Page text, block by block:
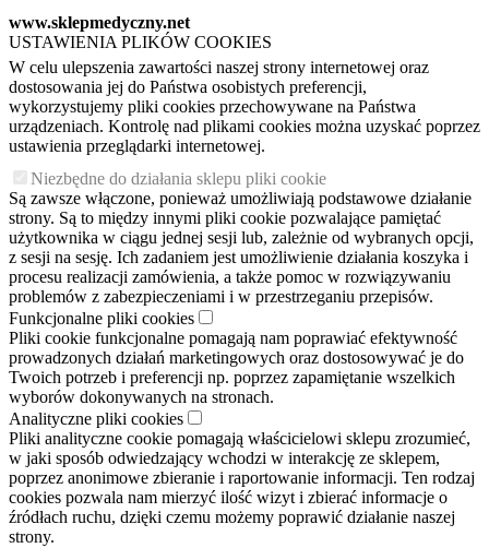
www.sklepmedyczny.net
USTAWIENIA PLIKÓW COOKIES
W celu ulepszenia zawartości naszej strony internetowej oraz
dostosowania jej do Państwa osobistych preferencji,
wykorzystujemy pliki cookies przechowywane na Państwa
urządzeniach. Kontrolę nad plikami cookies można uzyskać poprzez
ustawienia przeglądarki internetowej.
Niezbędne do działania sklepu pliki cookie
Są zawsze włączone, ponieważ umożliwiają podstawowe działanie
strony. Są to między innymi pliki cookie pozwalające pamiętać
użytkownika w ciągu jednej sesji lub, zależnie od wybranych opcji,
z sesji na sesję. Ich zadaniem jest umożliwienie działania koszyka i
procesu realizacji zamówienia, a także pomoc w rozwiązywaniu
problemów z zabezpieczeniami i w przestrzeganiu przepisów.
Funkcjonalne pliki cookies
Pliki cookie funkcjonalne pomagają nam poprawiać efektywność
prowadzonych działań marketingowych oraz dostosowywać je do
Twoich potrzeb i preferencji np. poprzez zapamiętanie wszelkich
wyborów dokonywanych na stronach.
Analityczne pliki cookies
Pliki analityczne cookie pomagają właścicielowi sklepu zrozumieć,
w jaki sposób odwiedzający wchodzi w interakcję ze sklepem,
poprzez anonimowe zbieranie i raportowanie informacji. Ten rodzaj
cookies pozwala nam mierzyć ilość wizyt i zbierać informacje o
źródłach ruchu, dzięki czemu możemy poprawić działanie naszej
strony.